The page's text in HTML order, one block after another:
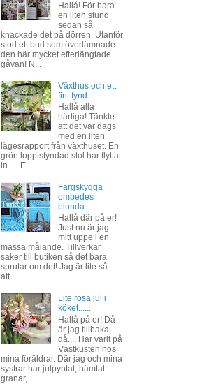
Hallå! För bara
en liten stund
sedan så
knackade det på dörren. Utanför
stod ett bud som överlämnade
den här mycket efterlängtade
gåvan! N...
Växthus och ett
fint fynd.....
Hallå alla
härliga! Tänkte
att det var dags
med en liten
lägesrapport från växthuset. En
grön loppisfyndad stol har flyttat
in..... E...
Färgskygga
ombedes
blunda.....
Hallå där på er!
Just nu är jag
mitt uppe i en
massa målande. Tillverkar
saker till butiken så det bara
sprutar om det! Jag är lite så
att...
Lite rosa jul i
köket......
Hallå på er! Då
är jag tillbaka
då.... Har varit på
Västkusten hos
mina föräldrar. Där jag och mina
systrar har julpyntat, hämtat
granar, ...